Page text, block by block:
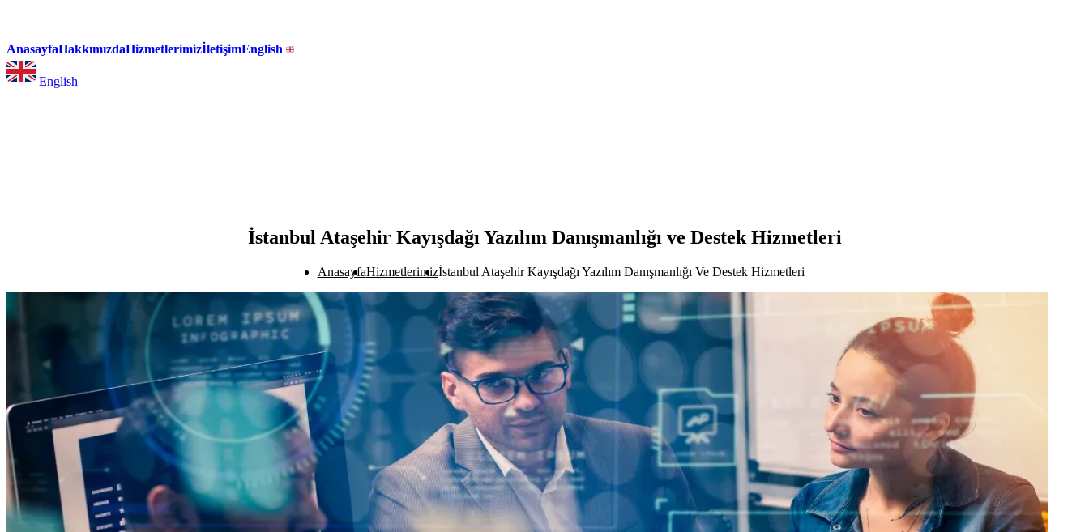
AnasayfaHakkımızdaHizmetlerimizİletişimEnglish
English
İstanbul Ataşehir Kayışdağı Yazılım Danışmanlığı ve Destek Hizmetleri
AnasayfaHizmetlerimizİstanbul Ataşehir Kayışdağı Yazılım Danışmanlığı Ve Destek Hizmetleri